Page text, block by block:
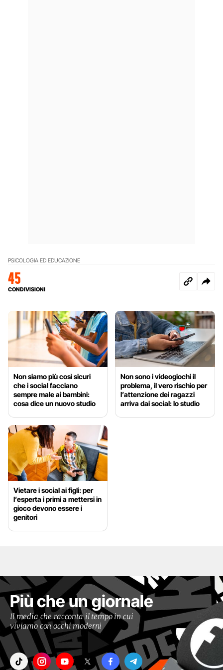
PSICOLOGIA ED EDUCAZIONE
45
CONDIVISIONI
Non siamo più così sicuri
che i social facciano
sempre male ai bambini:
cosa dice un nuovo studio
Non sono i videogiochi il
problema, il vero rischio per
l’attenzione dei ragazzi
arriva dai social: lo studio
Vietare i social ai figli: per
l’esperta i primi a mettersi in
gioco devono essere i
genitori
Più che un giornale
Il media che racconta il tempo in cui
viviamo con occhi moderni